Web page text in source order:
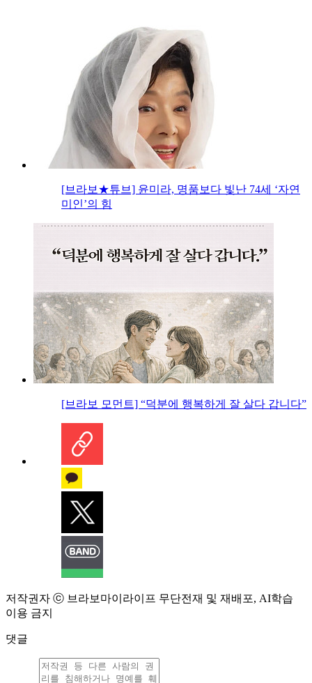
[브라보★튜브] 윤미라, 명품보다 빛난 74세 ‘자연
미인’의 힘
[브라보 모먼트] “덕분에 행복하게 잘 살다 갑니다”
저작권자 ⓒ 브라보마이라이프 무단전재 및 재배포, AI학습
이용 금지
댓글